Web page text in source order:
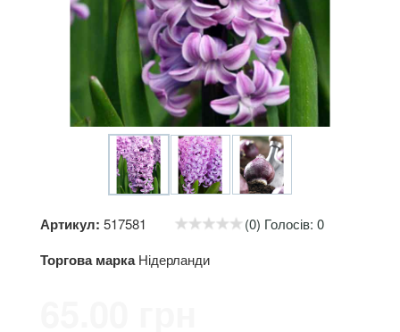
Артикул: 517581 (0) Голосів: 0
Торгова марка Нідерланди